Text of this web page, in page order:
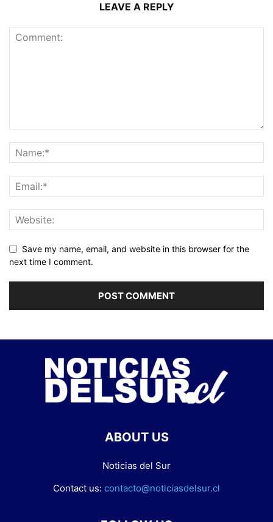
LEAVE A REPLY
Save my name, email, and website in this browser for the
next time I comment.
ABOUT US
Noticias del Sur
Contact us: contacto@noticiasdelsur.cl